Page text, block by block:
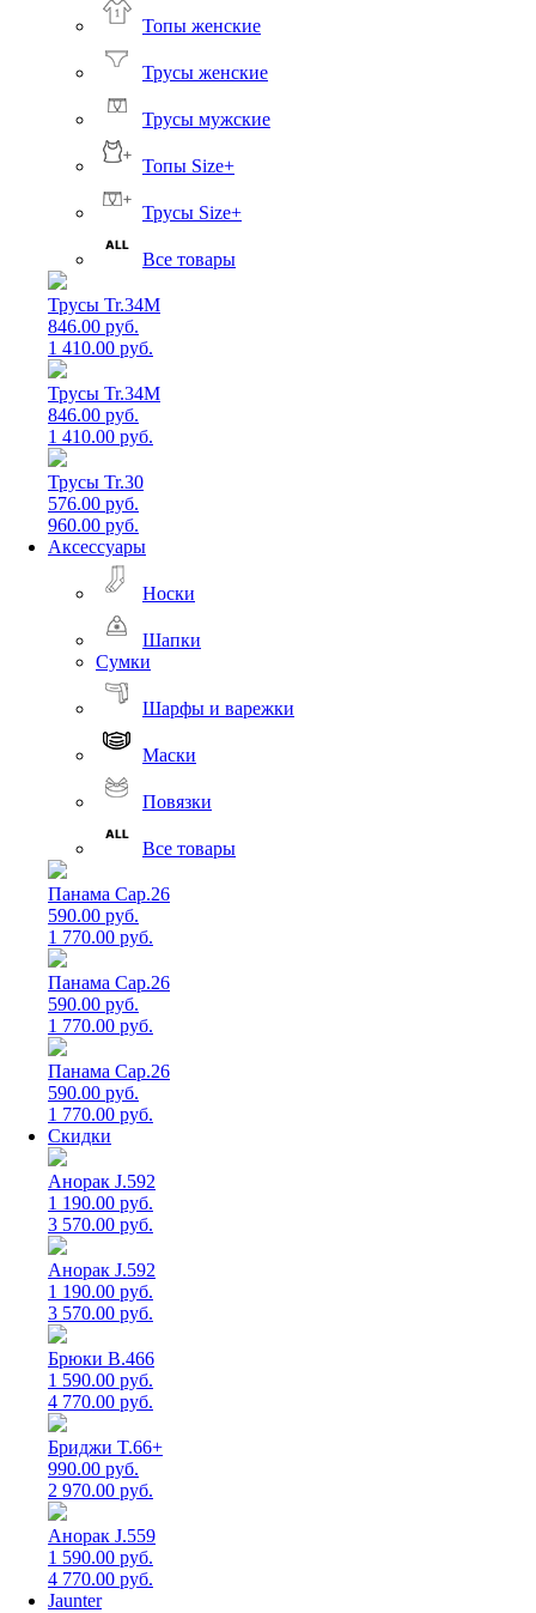
Топы женские
Трусы женские
Трусы мужские
Топы Size+
Трусы Size+
Все товары
Трусы Tr.34M
846.00 руб.
1 410.00 руб.
Трусы Tr.34M
846.00 руб.
1 410.00 руб.
Трусы Tr.30
576.00 руб.
960.00 руб.
Аксессуары
Носки
Шапки
Сумки
Шарфы и варежки
Маски
Повязки
Все товары
Панама Cap.26
590.00 руб.
1 770.00 руб.
Панама Cap.26
590.00 руб.
1 770.00 руб.
Панама Cap.26
590.00 руб.
1 770.00 руб.
Скидки
Анорак J.592
1 190.00 руб.
3 570.00 руб.
Анорак J.592
1 190.00 руб.
3 570.00 руб.
Брюки B.466
1 590.00 руб.
4 770.00 руб.
Бриджи T.66+
990.00 руб.
2 970.00 руб.
Анорак J.559
1 590.00 руб.
4 770.00 руб.
Jaunter